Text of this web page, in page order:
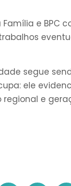
e BPC
segue
ele
e